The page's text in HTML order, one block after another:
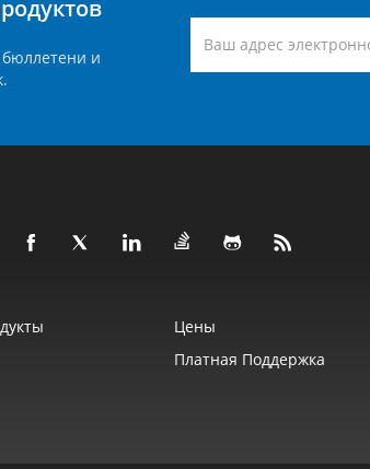
и
Цены
Платная Поддержка